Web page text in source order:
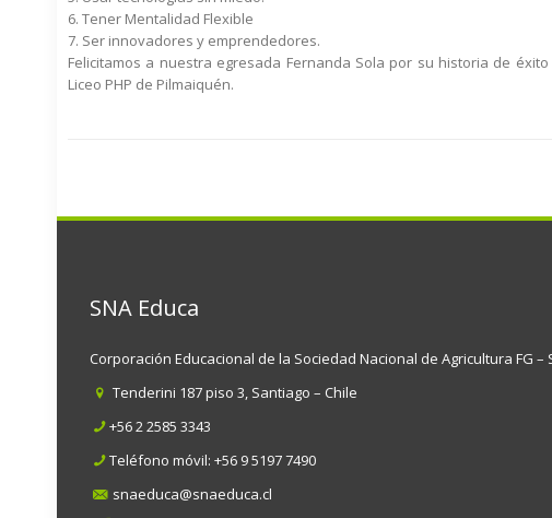
6. Tener Mentalidad Flexible
7. Ser innovadores y emprendedores.
Felicitamos a nuestra egresada Fernanda Sola por su historia de
Liceo PHP de Pilmaiquén.
SNA Educa
Corporación Educacional de la Sociedad Nacional de Agricultura FG –
Tenderini 187 piso 3, Santiago – Chile
+56 2 2585 3343
Teléfono móvil:+56 9 5197 7490
snaeduca@snaeduca.cl